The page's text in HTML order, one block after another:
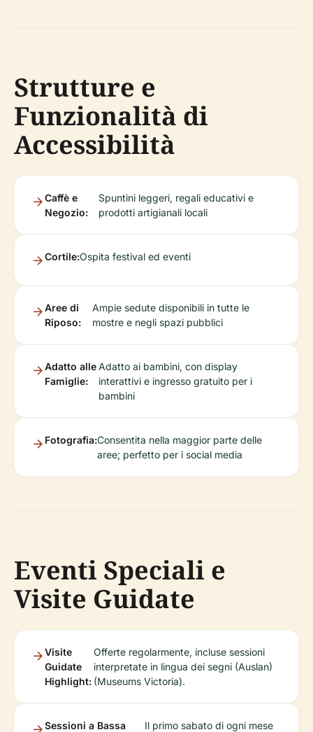
Strutture e
Funzionalità di
Accessibilità
Caffè e
Negozio:
Spuntini leggeri, regali educativi e
prodotti artigianali locali
Cortile:Ospita festival ed eventi
Aree di
Riposo:
Ampie sedute disponibili in tutte le
mostre e negli spazi pubblici
Adatto alle
Famiglie:
Adatto ai bambini, con display
interattivi e ingresso gratuito per i
bambini
Fotografia:Consentita nella maggior parte delle
aree; perfetto per i social media
Eventi Speciali e
Visite Guidate
Visite
Guidate
Highlight:
Offerte regolarmente, incluse sessioni
interpretate in lingua dei segni (Auslan)
(Museums Victoria).
Sessioni a Bassa
Il primo sabato di ogni mese